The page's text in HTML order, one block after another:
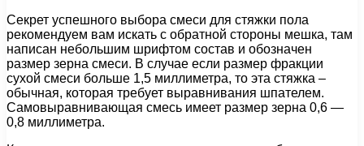
Секрет успешного выбора смеси для стяжки пола
рекомендуем вам искать с обратной стороны мешка, там
написан небольшим шрифтом состав и обозначен
размер зерна смеси. В случае если размер фракции
сухой смеси больше 1,5 миллиметра, то эта стяжка –
обычная, которая требует выравнивания шпателем.
Самовыравнивающая смесь имеет размер зерна 0,6 —
0,8 миллиметра.